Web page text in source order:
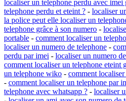
localiser un telephone perdu avec imei
telephone perdu et eteint ? - localiser
la police peut elle localiser un
telephone grâce à son numero -
portable - comment localiser un
localiser un numero de telephone -
perdu par imei - localiser un numero
comment localiser un telephone eteint
un telephone wiko - comment
- comment localiser un telephone par
telephone avec whatsapp ? - localiser